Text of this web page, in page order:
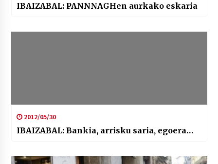
IBAIZABAL: PANNNAGHen aurkako eskaria
2012/05/30
IBAIZABAL: Bankia, arrisku saria, egoera…